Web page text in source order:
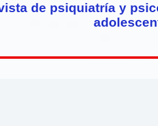
de psiquiatría y